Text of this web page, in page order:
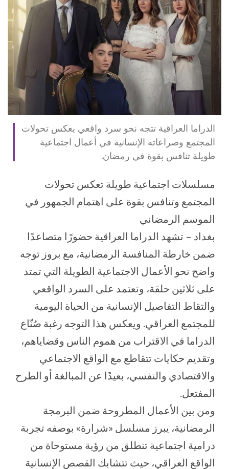
الدراما العراقية تتجه نحو سرد واقعي يعكس تحولات
المجتمع وصراعاته الإنسانية في أعمال اجتماعية
طويلة تنافس بقوة في رمضان.
مسلسلات اجتماعية طويلة تعكس تحولات
المجتمع وتنافس بقوة على اهتمام الجمهور في
الموسم الرمضاني
بغداد – تشهد الدراما العراقية حضورًا متصاعدًا
ضمن خارطة المنافسة الرمضانية، مع بروز توجه
واضح نحو الأعمال الاجتماعية الطويلة التي تمتد
على ثلاثين حلقة، وتعتمد على السرد الواقعي
والتقاط التفاصيل الإنسانية من الحياة اليومية
للمجتمع العراقي. ويعكس هذا التوجه رغبة صُنّاع
الدراما في الاقتراب من هموم الناس وقضاياهم،
وتقديم حكايات تتقاطع مع الواقع الاجتماعي
والاقتصادي والنفسي، بعيدًا عن المبالغة أو الطرح
المفتعل.
ومن بين الأعمال المطروحة ضمن البرمجة
الرمضانية، يبرز مسلسل «شرارة» بوصفه تجربة
درامية اجتماعية تنطلق من رؤية مستوحاة من
الواقع العراقي، حيث تتشابك القصص الإنسانية